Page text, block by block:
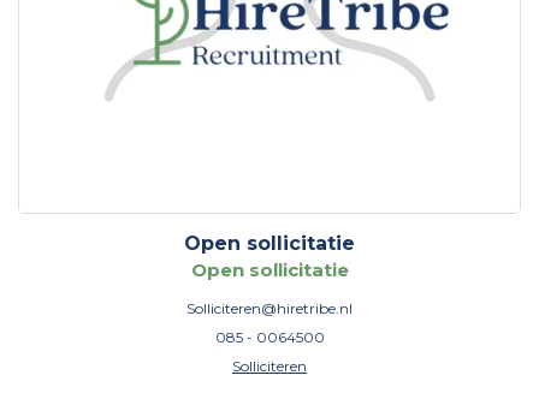
Open sollicitatie
Open sollicitatie
Solliciteren@hiretribe.nl
085 - 0064500
Solliciteren